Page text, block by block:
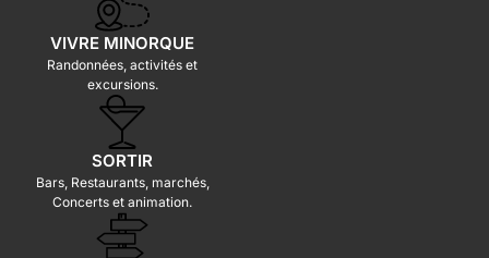
VIVRE MINORQUE
Randonnées, activités et
excursions.
SORTIR
Bars, Restaurants, marchés,
Concerts et animation.